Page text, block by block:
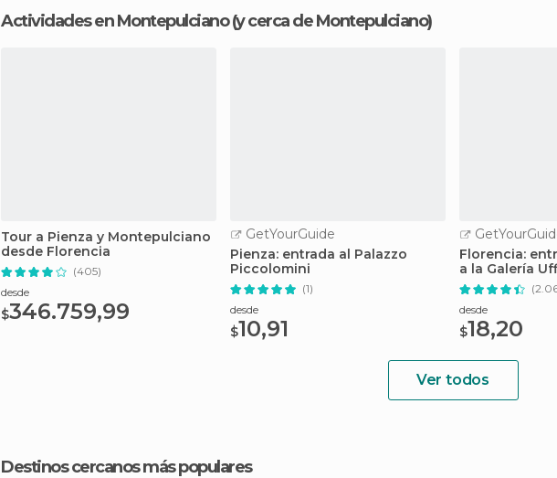
Actividades en Montepulciano (y cerca de Montepulciano)
Tour a Pienza y Montepulciano
desde Florencia
(405)
desde
$346.759,99
GetYourGuide
Pienza: entrada al Palazzo
Piccolomini
(1)
desde
$10,91
Florencia:
a la Galería
desde
$18,20
Ver todos
Destinos cercanos más populares